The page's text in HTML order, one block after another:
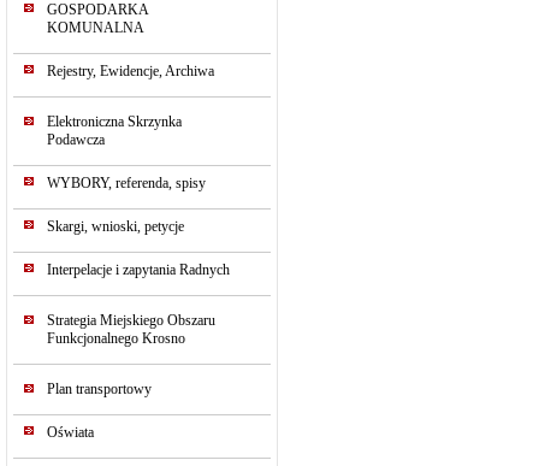
GOSPODARKA
KOMUNALNA
Rejestry, Ewidencje, Archiwa
Elektroniczna Skrzynka
Podawcza
WYBORY, referenda, spisy
Skargi, wnioski, petycje
Interpelacje i zapytania Radnych
Strategia Miejskiego Obszaru
Funkcjonalnego Krosno
Plan transportowy
Oświata